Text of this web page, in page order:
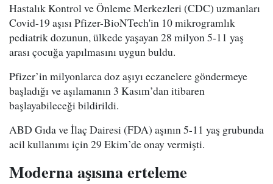
Hastalık Kontrol ve Önleme Merkezleri (CDC) uzmanları
Covid-19 aşısı Pfizer-BioNTech'in 10 mikrogramlık
pediatrik dozunun, ülkede yaşayan 28 milyon 5-11 yaş
arası çocuğa yapılmasını uygun buldu.
Pfizer’in milyonlarca doz aşıyı eczanelere göndermeye
başladığı ve aşılamanın 3 Kasım’dan itibaren
başlayabileceği bildirildi.
ABD Gıda ve İlaç Dairesi (FDA) aşının 5-11 yaş grubunda
acil kullanımı için 29 Ekim’de onay vermişti.
Moderna aşısına erteleme